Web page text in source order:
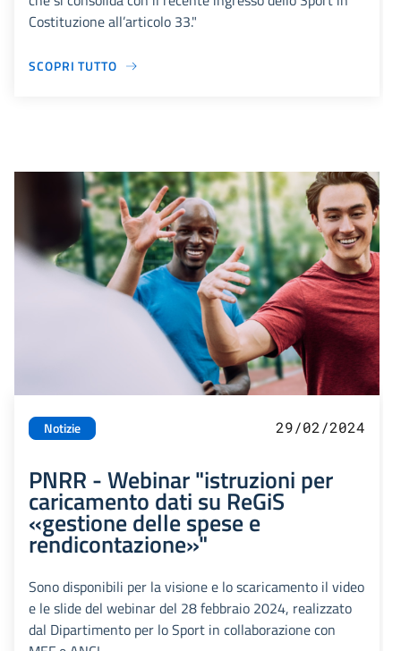
Costituzione all’articolo 33."
SCOPRI TUTTO
Notizie 29/02/2024
PNRR - Webinar "istruzioni per
caricamento dati su ReGiS
«gestione delle spese e
rendicontazione»"
Sono disponibili per la visione e lo scaricamento il video
e le slide del webinar del 28 febbraio 2024, realizzato
dal Dipartimento per lo Sport in collaborazione con